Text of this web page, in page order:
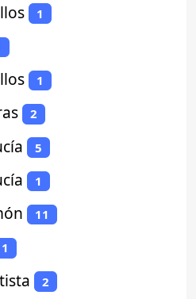
1
1
2
5
1
11
1
2